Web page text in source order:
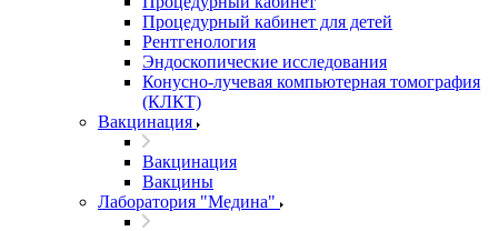
Процедурный кабинет для детей
Рентгенология
Эндоскопические исследования
Конусно-лучевая компьютерная томография
(КЛКТ)
Вакцинация
Вакцинация
Вакцины
Лаборатория "Медина"